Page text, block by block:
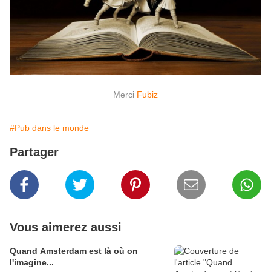
Merci Fubiz
#Pub dans le monde
Partager
Vous aimerez aussi
Quand Amsterdam est là où on
l'imagine...